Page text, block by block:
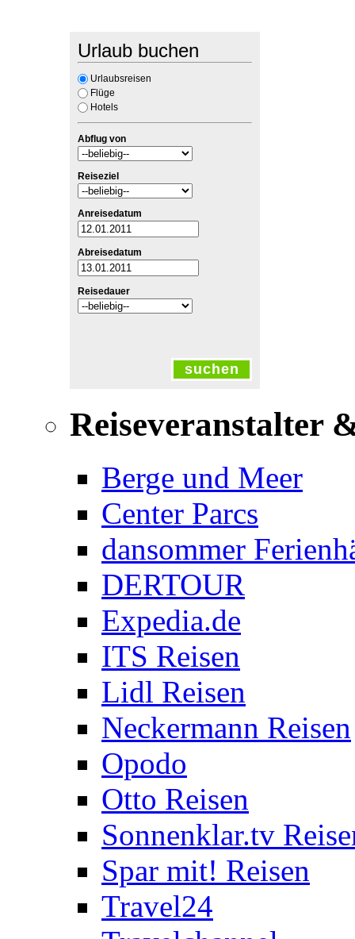
Urlaub buchen
Urlaubsreisen
Flüge
Hotels
Abflug von
Reiseziel
Anreisedatum
Abreisedatum
Reisedauer
suchen
Reiseveranstalter
Berge und Meer
Center Parcs
dansommer
DERTOUR
Expedia.de
ITS Reisen
Lidl Reisen
Neckermann Reisen
Opodo
Otto Reisen
Sonnenklar.tv
Spar mit! Reisen
Travel24